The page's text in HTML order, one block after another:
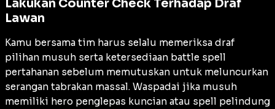
Lakukan Counter Check Terhadap Draf
Lawan
Kamu bersama tim harus selalu memeriksa draf
pilihan musuh serta ketersediaan battle spell
pertahanan sebelum memutuskan untuk meluncurkan
serangan tabrakan massal. Waspadai jika musuh
memiliki hero penglepas kuncian atau spell pelindung